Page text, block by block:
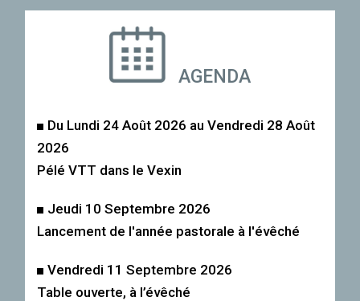
AGENDA
Du Lundi 24 Août 2026 au Vendredi 28 Août
2026
Pélé VTT dans le Vexin
Jeudi 10 Septembre 2026
Lancement de l'année pastorale à l'évêché
Vendredi 11 Septembre 2026
Table ouverte, à l’évêché